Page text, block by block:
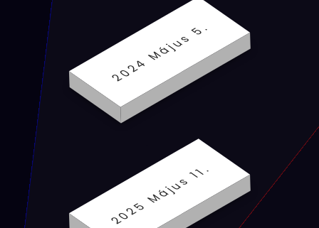
2024 Május 5.
2025 Május 11.